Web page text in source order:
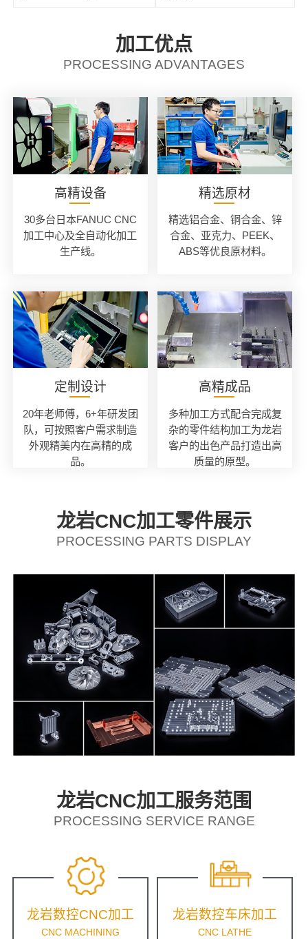
加工优点
PROCESSING ADVANTAGES
高精设备
30多台日本FANUC CNC
加工中心及全自动化加工
生产线。
精选原材
精选铝合金、铜合金、锌
合金、亚克力、PEEK、
ABS等优良原材料。
定制设计
20年老师傅，6+年研发团
队，可按照客户需求制造
外观精美内在高精的成
品。
高精成品
多种加工方式配合完成复
杂的零件结构加工为龙岩
客户的出色产品打造出高
质量的原型。
龙岩CNC加工零件展示
PROCESSING PARTS DISPLAY
龙岩CNC加工服务范围
PROCESSING SERVICE RANGE
龙岩数控CNC加工
CNC MACHINING
龙岩数控车床加工
CNC LATHE